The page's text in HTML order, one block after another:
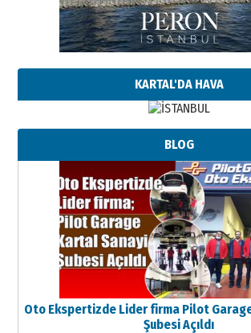
KARTAL'DA HAVA
BLOG
Oto Ekspertizde Lider firma Pilot
Şubesi Açıldı